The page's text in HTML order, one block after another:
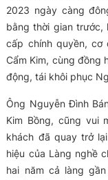
2023 ngày càng
bằng thời gian trước,
cấp chính quyền, cơ
Cẩm Kim, cùng đồng
động, tái khôi phục
Ông Nguyễn Đình
Kim Bồng, cũng vui
khách đã quay trở
hiệu của Làng nghề
hai năm cả làng